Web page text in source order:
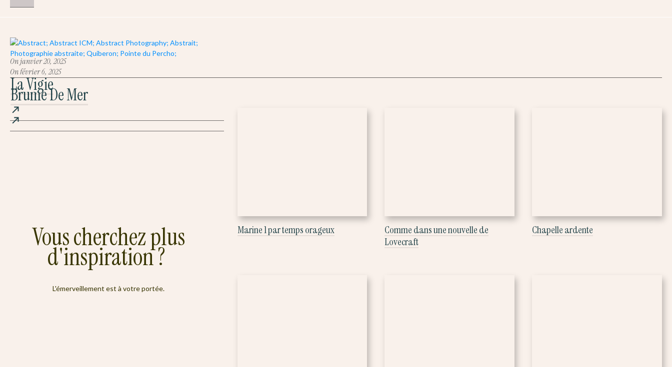
Onfévrier 6, 2025
Brume De Mer
Onjanvier 20, 2025
La Vigie
Vous cherchez plus
d'inspiration ?
L'émerveillement est à votre portée.
Marine 1 par temps orageux
Comme dans une nouvelle de
Lovecraft
Chapelle ardente